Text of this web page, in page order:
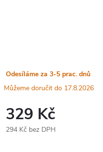
Odesíláme za 3-5 prac. dnů
17.8.2026
329 Kč
294 Kč bez DPH